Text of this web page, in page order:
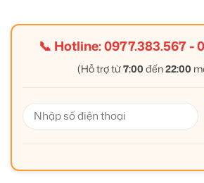
📞 Hotline:0977.383.567-
(Hỗ trợ từ7:00 đến22:00